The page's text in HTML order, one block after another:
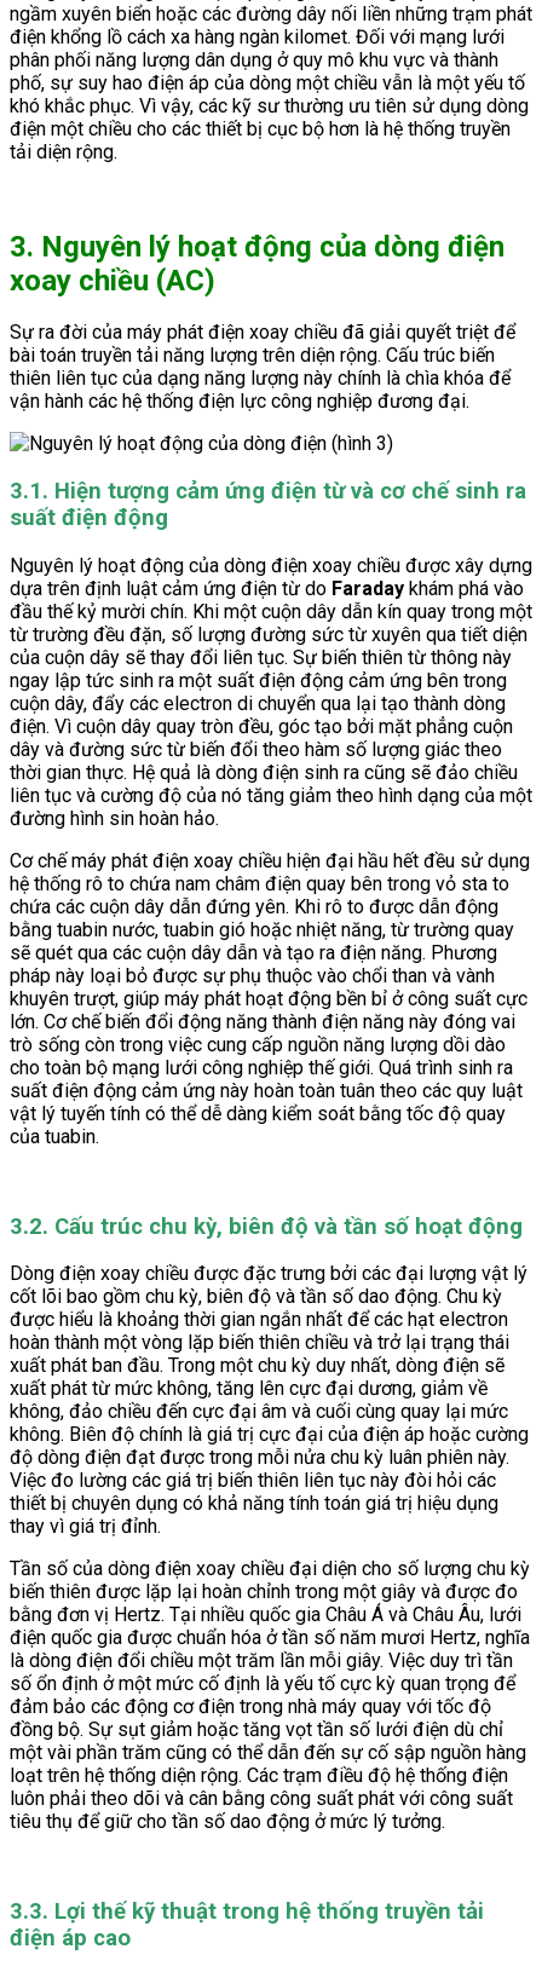
ngầm xuyên biển hoặc các đường dây nối liền những trạm phát
điện khổng lồ cách xa hàng ngàn kilomet. Đối với mạng lưới
phân phối năng lượng dân dụng ở quy mô khu vực và thành
phố, sự suy hao điện áp của dòng một chiều vẫn là một yếu tố
khó khắc phục. Vì vậy, các kỹ sư thường ưu tiên sử dụng dòng
điện một chiều cho các thiết bị cục bộ hơn là hệ thống truyền
tải diện rộng.
3. Nguyên lý hoạt động của dòng điện
xoay chiều (AC)
Sự ra đời của máy phát điện xoay chiều đã giải quyết triệt để
bài toán truyền tải năng lượng trên diện rộng. Cấu trúc biến
thiên liên tục của dạng năng lượng này chính là chìa khóa để
vận hành các hệ thống điện lực công nghiệp đương đại.
3.1. Hiện tượng cảm ứng điện từ và cơ chế sinh ra
suất điện động
Nguyên lý hoạt động của dòng điện xoay chiều được xây dựng
dựa trên định luật cảm ứng điện từ do Faraday khám phá vào
đầu thế kỷ mười chín. Khi một cuộn dây dẫn kín quay trong một
từ trường đều đặn, số lượng đường sức từ xuyên qua tiết diện
của cuộn dây sẽ thay đổi liên tục. Sự biến thiên từ thông này
ngay lập tức sinh ra một suất điện động cảm ứng bên trong
cuộn dây, đẩy các electron di chuyển qua lại tạo thành dòng
điện. Vì cuộn dây quay tròn đều, góc tạo bởi mặt phẳng cuộn
dây và đường sức từ biến đổi theo hàm số lượng giác theo
thời gian thực. Hệ quả là dòng điện sinh ra cũng sẽ đảo chiều
liên tục và cường độ của nó tăng giảm theo hình dạng của một
đường hình sin hoàn hảo.
Cơ chế máy phát điện xoay chiều hiện đại hầu hết đều sử dụng
hệ thống rô to chứa nam châm điện quay bên trong vỏ sta to
chứa các cuộn dây dẫn đứng yên. Khi rô to được dẫn động
bằng tuabin nước, tuabin gió hoặc nhiệt năng, từ trường quay
sẽ quét qua các cuộn dây dẫn và tạo ra điện năng. Phương
pháp này loại bỏ được sự phụ thuộc vào chổi than và vành
khuyên trượt, giúp máy phát hoạt động bền bỉ ở công suất cực
lớn. Cơ chế biến đổi động năng thành điện năng này đóng vai
trò sống còn trong việc cung cấp nguồn năng lượng dồi dào
cho toàn bộ mạng lưới công nghiệp thế giới. Quá trình sinh ra
suất điện động cảm ứng này hoàn toàn tuân theo các quy luật
vật lý tuyến tính có thể dễ dàng kiểm soát bằng tốc độ quay
của tuabin.
3.2. Cấu trúc chu kỳ, biên độ và tần số hoạt động
Dòng điện xoay chiều được đặc trưng bởi các đại lượng vật lý
cốt lõi bao gồm chu kỳ, biên độ và tần số dao động. Chu kỳ
được hiểu là khoảng thời gian ngắn nhất để các hạt electron
hoàn thành một vòng lặp biến thiên chiều và trở lại trạng thái
xuất phát ban đầu. Trong một chu kỳ duy nhất, dòng điện sẽ
xuất phát từ mức không, tăng lên cực đại dương, giảm về
không, đảo chiều đến cực đại âm và cuối cùng quay lại mức
không. Biên độ chính là giá trị cực đại của điện áp hoặc cường
độ dòng điện đạt được trong mỗi nửa chu kỳ luân phiên này.
Việc đo lường các giá trị biến thiên liên tục này đòi hỏi các
thiết bị chuyên dụng có khả năng tính toán giá trị hiệu dụng
thay vì giá trị đỉnh.
Tần số của dòng điện xoay chiều đại diện cho số lượng chu kỳ
biến thiên được lặp lại hoàn chỉnh trong một giây và được đo
bằng đơn vị Hertz. Tại nhiều quốc gia Châu Á và Châu Âu, lưới
điện quốc gia được chuẩn hóa ở tần số năm mươi Hertz, nghĩa
là dòng điện đổi chiều một trăm lần mỗi giây. Việc duy trì tần
số ổn định ở một mức cố định là yếu tố cực kỳ quan trọng để
đảm bảo các động cơ điện trong nhà máy quay với tốc độ
đồng bộ. Sự sụt giảm hoặc tăng vọt tần số lưới điện dù chỉ
một vài phần trăm cũng có thể dẫn đến sự cố sập nguồn hàng
loạt trên hệ thống diện rộng. Các trạm điều độ hệ thống điện
luôn phải theo dõi và cân bằng công suất phát với công suất
tiêu thụ để giữ cho tần số dao động ở mức lý tưởng.
3.3. Lợi thế kỹ thuật trong hệ thống truyền tải
điện áp cao